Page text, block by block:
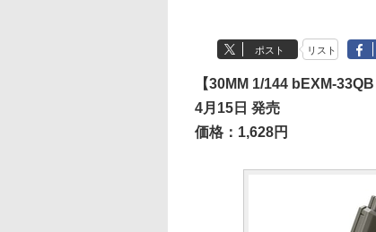
ポスト リスト
【30MM 1/144 bEXM-
4月15日 発売
価格：1,628円